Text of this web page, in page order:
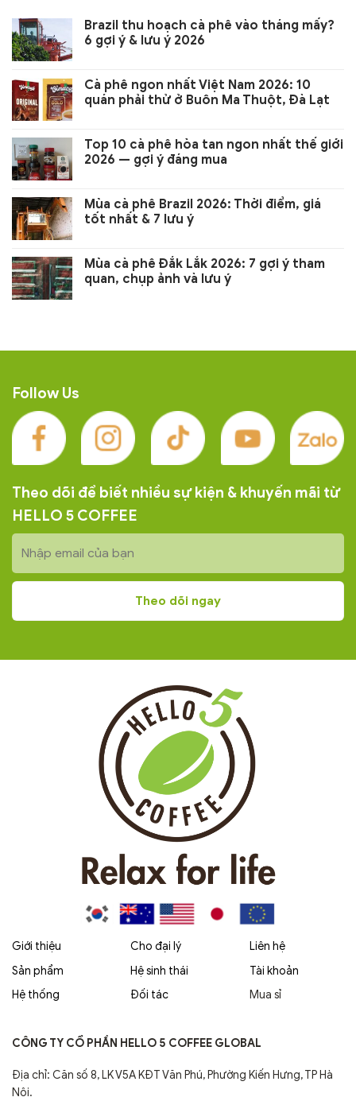
Brazil thu hoạch cà phê vào tháng mấy?
6 gợi ý & lưu ý 2026
Cà phê ngon nhất Việt Nam 2026: 10
quán phải thử ở Buôn Ma Thuột, Đà Lạt
Top 10 cà phê hòa tan ngon nhất thế giới
2026 — gợi ý đáng mua
Mùa cà phê Brazil 2026: Thời điểm, giá
tốt nhất & 7 lưu ý
Mùa cà phê Đắk Lắk 2026: 7 gợi ý tham
quan, chụp ảnh và lưu ý
Follow Us
Theo dõi để biết nhiều sự kiện & khuyến mãi từ
HELLO 5 COFFEE
Giới thiệu
Sản phẩm
Hệ thống
Cho đại lý
Hệ sinh thái
Đối tác
Liên hệ
Tài khoản
Mua sỉ
CÔNG TY CỔ PHẦN HELLO 5 COFFEE GLOBAL
Địa chỉ: Căn số 8, LK V5A KĐT Văn Phú, Phường Kiến Hưng, TP Hà
Nội.